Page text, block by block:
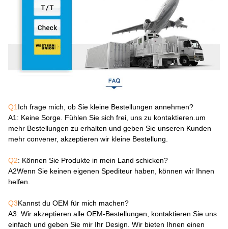
Q1 Ich frage mich, ob Sie kleine Bestellungen annehmen?
A1 : Keine Sorge. Fühlen Sie sich frei, uns zu kontaktieren.um
mehr Bestellungen zu erhalten und geben Sie unseren Kunden
mehr convener, akzeptieren wir kleine Bestellung.
Q2: Können Sie Produkte in mein Land schicken?
A2Wenn Sie keinen eigenen Spediteur haben, können wir Ihnen
helfen.
Q3Kannst du OEM für mich machen?
A3: Wir akzeptieren alle OEM-Bestellungen, kontaktieren Sie uns
einfach und geben Sie mir Ihr Design. Wir bieten Ihnen einen